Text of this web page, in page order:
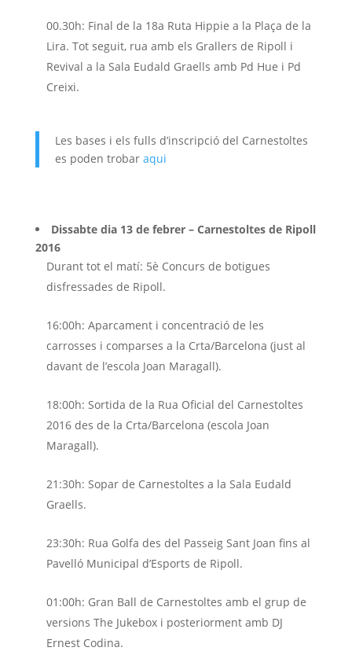
00.30h: Final de la 18a Ruta Hippie a la Plaça de la
Lira. Tot seguit, rua amb els Grallers de Ripoll i
Revival a la Sala Eudald Graells amb Pd Hue i Pd
Creixi.
Les bases i els fulls d’inscripció del Carnestoltes
es poden trobar aqui
Dissabte dia 13 de febrer – Carnestoltes de Ripoll
2016
Durant tot el matí: 5è Concurs de botigues
disfressades de Ripoll.
16:00h: Aparcament i concentració de les
carrosses i comparses a la Crta/Barcelona (just al
davant de l’escola Joan Maragall).
18:00h: Sortida de la Rua Oficial del Carnestoltes
2016 des de la Crta/Barcelona (escola Joan
Maragall).
21:30h: Sopar de Carnestoltes a la Sala Eudald
Graells.
23:30h: Rua Golfa des del Passeig Sant Joan fins al
Pavelló Municipal d’Esports de Ripoll.
01:00h: Gran Ball de Carnestoltes amb el grup de
versions The Jukebox i posteriorment amb DJ
Ernest Codina.